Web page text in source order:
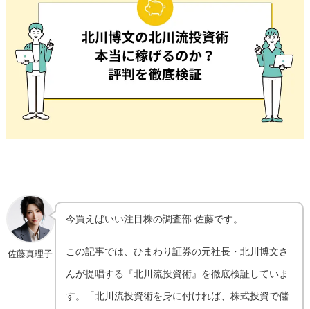
佐藤真理子
今買えばいい注目株の調査部 佐藤です。
この記事では、ひまわり証券の元社長・北川博文さ
んが提唱する『北川流投資術』を徹底検証していま
す。「北川流投資術を身に付ければ、株式投資で儲